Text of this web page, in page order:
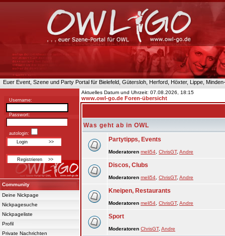
Euer Event, Szene und Party Portal für Bielefeld, Gütersloh, Herford, Höxter, Lippe,
Username:
Passwort:
autologin:
Community
Deine Nickpage
Nickpagesuche
Nickpageliste
Profil
Private Nachrichten
Aktuelles Datum und Uhrzeit: 07.08.2026, 18:15
www.owl-go.de Foren-übersicht
Was geht ab in OWL
Partytipps, Events
Moderatoren meli54 ChrisGT, Andre
Discos, Clubs
Moderatoren meli54 ChrisGT, Andre
Kneipen, Restaurants
Moderatoren meli54 ChrisGT, Andre
Sport
Moderatoren ChrisGT, Andre